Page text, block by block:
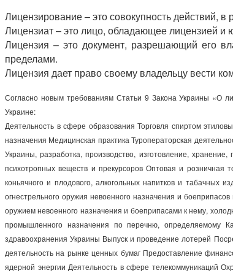
Лицензирование – это совокупность действий,
Лицензиат – это лицо, обладающее лицензией и
Лицензия – это документ, разрешающий его
пределами.
Лицензия дает право своему владельцу вести
Согласно новым требованиям Статьи 9 Закона Украины «О
Украине:
Деятельность в сфере образования Торговля спиртом
назначения Медицинская практика Туроператорская
Украины, разработка, производство, изготовление,
психотропных веществ и прекурсоров Оптовая и розничная
коньячного и плодового, алкогольных напитков и табачных
огнестрельного оружия невоенного назначения и
оружием невоенного назначения и боеприпасами к нему,
промышленного назначения по перечню, определяемому
здравоохранения Украины Выпуск и проведение лотерей
деятельность на рынке ценных бумаг Предоставление
ядерной энергии Деятельность в сфере телекоммуникаций